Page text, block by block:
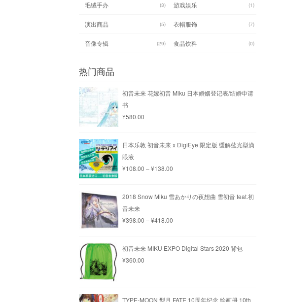
毛绒手办 (3) 游戏娱乐 (1)
演出商品 (5) 衣帽服饰 (7)
音像专辑 (29) 食品饮料 (0)
热门商品
初音未来 花嫁初音 Miku 日本婚姻登记表/结婚申请
书
¥580.00
日本乐敦 初音未来 x DigiEye 限定版 缓解蓝光型滴
眼液
¥108.00 –¥138.00
2018 Snow Miku 雪あかりの夜想曲 雪初音 feat.初
音未来
¥398.00 –¥418.00
初音未来 MIKU EXPO Digital Stars 2020 背包
¥360.00
TYPE-MOON 型月 FATE 10周年纪念 绘画册 10th